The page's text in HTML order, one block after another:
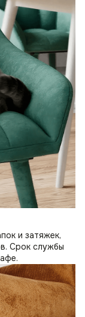
и затяжек,
Срок службы